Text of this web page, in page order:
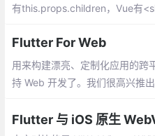
有this.props.children，Vue有
router-view></router-view>）。
Flutter For Web
用来构建漂亮、定制化应用的跨
持 Web 开发了。我们很高兴推
Flutter 与 iOS 原生